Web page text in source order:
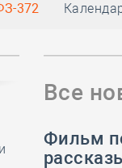
372
Все
Фильм